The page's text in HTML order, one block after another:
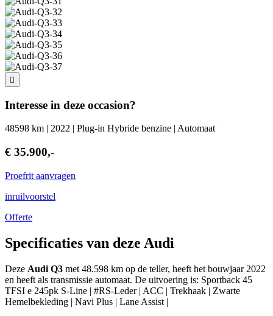
Interesse in deze occasion?
48598 km | 2022 | Plug-in Hybride benzine | Automaat
€ 35.900,-
Proefrit aanvragen
inruilvoorstel
Offerte
Specificaties van deze Audi
Deze Audi Q3 met 48.598 km op de teller, heeft het bouwjaar 2022
en heeft als transmissie automaat. De uitvoering is: Sportback 45
TFSI e 245pk S-Line | #RS-Leder | ACC | Trekhaak | Zwarte
Hemelbekleding | Navi Plus | Lane Assist |